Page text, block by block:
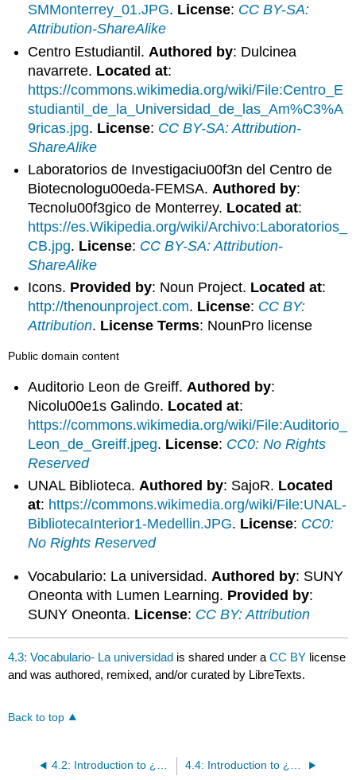
SMMonterrey_01.JPG. License: CC BY-SA:
Attribution-ShareAlike
Centro Estudiantil. Authored by: Dulcinea
navarrete. Located at:
https://commons.wikimedia.org/wiki/File:Centro_E
studiantil_de_la_Universidad_de_las_Am%C3%A
9ricas.jpg. License: CC BY-SA: Attribution-
ShareAlike
Laboratorios de Investigaciu00f3n del Centro de
Biotecnologu00eda-FEMSA.Authored by:
Tecnolu00f3gico de Monterrey. Located at:
https://es.Wikipedia.org/wiki/Archivo:Laboratorios_
CB.jpg. License: CC BY-SA: Attribution-
ShareAlike
Icons. Provided by: Noun Project. Located at:
http://thenounproject.com. License: CC BY:
Attribution. License Terms: NounPro license
Public domain content
Auditorio Leon de Greiff. Authored by:
Nicolu00e1s Galindo. Located at:
https://commons.wikimedia.org/wiki/File:Auditorio_
Leon_de_Greiff.jpeg. License: CC0: No Rights
Reserved
UNAL Biblioteca.Authored by: SajoR. Located
at: https://commons.wikimedia.org/wiki/File:UNAL-
BibliotecaInterior1-Medellin.JPG. License: CC0:
No Rights Reserved
Vocabulario: La universidad. Authored by: SUNY
Oneonta with Lumen Learning. Provided by:
SUNY Oneonta. License: CC BY: Attribution
4.3: Vocabulario- La universidad is shared under aCC BY license
and was authored, remixed, and/or curated by LibreTexts.
Back to top
4.2: Introduction to ¿Descansas en la residencia estudiantil? 4.4: Introduction to ¿Tienes una clase por la noche?